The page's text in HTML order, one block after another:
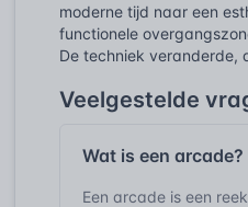
moderne tijd naar een
functionele
De techniek veranderde,
Veelgestelde
Wat is een arcade?
Een arcade is een